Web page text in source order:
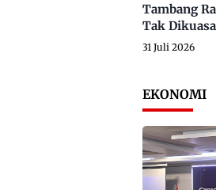
Tambang
Tak
31 Juli 2026
EKONOMI